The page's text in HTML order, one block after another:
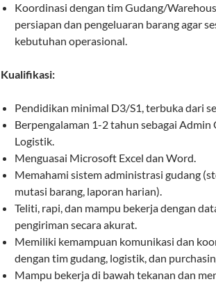
Koordinasi dengan tim Gudang/
persiapan dan pengeluaran barang agar
kebutuhan operasional.
Kualifikasi:
Pendidikan minimal D3/S1, terbuka dari
Berpengalaman 1-2 tahun sebagai Admin
Logistik.
Menguasai Microsoft Excel dan Word.
Memahami sistem administrasi gudang
mutasi barang, laporan harian).
Teliti, rapi, dan mampu bekerja dengan
pengiriman secara akurat.
Memiliki kemampuan komunikasi dan
dengan tim gudang, logistik, dan
Mampu bekerja di bawah tekanan dan